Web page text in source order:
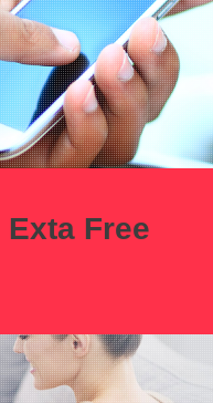
Exta Free